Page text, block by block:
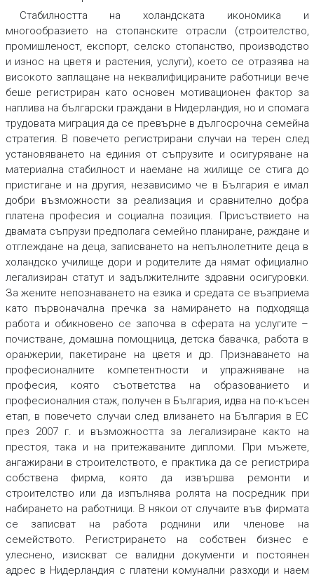
Стабилността на холандската икономика и
многообразието на стопанските отрасли (строителство,
промишленост, експорт, селско стопанство, производство
и износ на цветя и растения, услуги), което се отразява на
високото заплащане на неквалифицираните работници вече
беше регистриран като основен мотивационен фактор за
наплива на български граждани в Нидерландия, но и спомага
трудовата миграция да се превърне в дългосрочна семейна
стратегия. В повечето регистрирани случаи на терен след
установяването на единия от съпрузите и осигуряване на
материална стабилност и наемане на жилище се стига до
пристигане и на другия, независимо че в България е имал
добри възможности за реализация и сравнително добра
платена професия и социална позиция. Присъствието на
двамата съпрузи предполага семейно планиране, раждане и
отглеждане на деца, записването на непълнолетните деца в
холандско училище дори и родителите да нямат официално
легализиран статут и задължителните здравни осигуровки.
За жените непознаването на езика и средата се възприема
като първоначална пречка за намирането на подходяща
работа и обикновено се започва в сферата на услугите –
почистване, домашна помощница, детска бавачка, работа в
оранжерии, пакетиране на цветя и др. Признаването на
професионалните компетентности и упражняване на
професия, която съответства на образованието и
професионалния стаж, получен в България, идва на по-късен
етап, в повечето случаи след влизането на България в ЕС
през 2007 г. и възможността за легализиране както на
престоя, така и на притежаваните дипломи. При мъжете,
ангажирани в строителството, е практика да се регистрира
собствена фирма, която да извършва ремонти и
строителство или да изпълнява ролята на посредник при
набирането на работници. В някои от случаите във фирмата
се записват на работа роднини или членове на
семейството. Регистрирането на собствен бизнес е
улеснено, изискват се валидни документи и постоянен
адрес в Нидерландия с платени комунални разходи и наем